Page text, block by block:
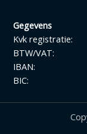
Gegevens
Kvk registratie:
BTW/VAT:
IBAN:
BIC: